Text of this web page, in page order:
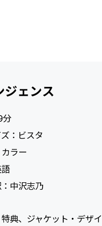
ジェンス
： ビスタ
カラー
中沢志乃
典、ジャケット・デザ